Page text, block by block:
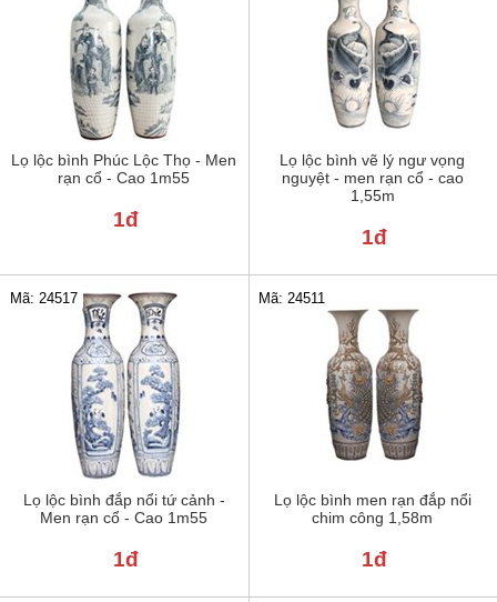
Lọ lộc bình Phúc Lộc Thọ - Men
rạn cổ - Cao 1m55
1đ
Lọ lộc bình vẽ lý ngư vọng
nguyệt - men rạn cổ - cao
1,55m
1đ
Lọ lộc bình đắp nổi tứ cảnh -
Men rạn cổ - Cao 1m55
Mã: 24517
1đ
Lọ lộc bình men rạn đắp nổi
chim công 1,58m
Mã: 24511
1đ